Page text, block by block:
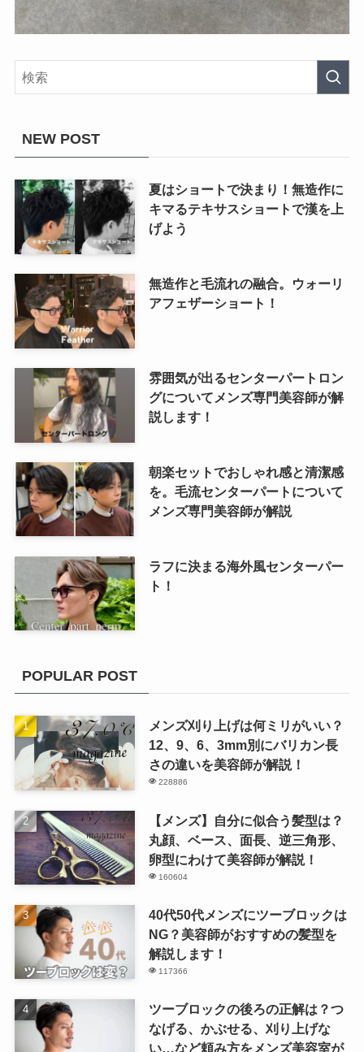
NEW POST
夏はショートで決まり！無造作に
キマるテキサスショートで漢を上
げよう
無造作と毛流れの融合。ウォーリ
アフェザーショート！
雰囲気が出るセンターパートロン
グについてメンズ専門美容師が解
説します！
朝楽セットでおしゃれ感と清潔感
を。毛流センターパートについて
メンズ専門美容師が解説
ラフに決まる海外風センターパー
ト！
POPULAR POST
メンズ刈り上げは何ミリがいい？
12、9、6、3mm別にバリカン長
さの違いを美容師が解説！
228886
【メンズ】自分に似合う髪型は？
丸顔、ベース、面長、逆三角形、
卵型にわけて美容師が解説！
160604
40代50代メンズにツーブロックは
NG？美容師がおすすめの髪型を
解説します！
117366
ツーブロックの後ろの正解は？つ
なげる、かぶせる、刈り上げな
い…など頼み方をメンズ美容室が